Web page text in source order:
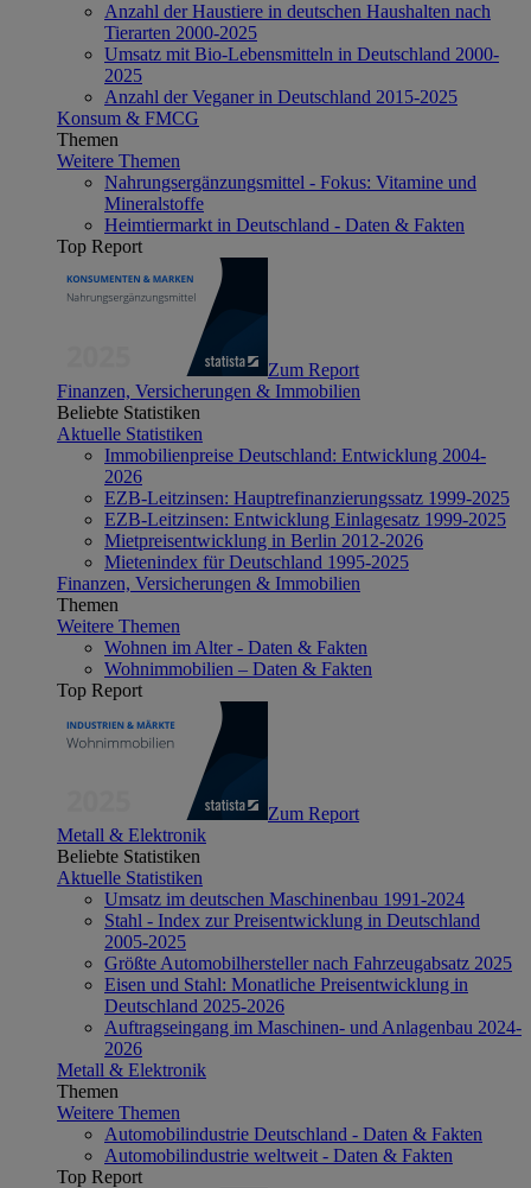
Anzahl der Haustiere in deutschen Haushalten nach
Tierarten 2000-2025
Umsatz mit Bio-Lebensmitteln in Deutschland 2000-
2025
Anzahl der Veganer in Deutschland 2015-2025
Konsum & FMCG
Themen
Weitere Themen
Nahrungsergänzungsmittel - Fokus: Vitamine und
Mineralstoffe
Heimtiermarkt in Deutschland - Daten & Fakten
Top Report
Zum Report
Finanzen, Versicherungen & Immobilien
Beliebte Statistiken
Aktuelle Statistiken
Immobilienpreise Deutschland: Entwicklung 2004-
2026
EZB-Leitzinsen: Hauptrefinanzierungssatz 1999-2025
EZB-Leitzinsen: Entwicklung Einlagesatz 1999-2025
Mietpreisentwicklung in Berlin 2012-2026
Mietenindex für Deutschland 1995-2025
Finanzen, Versicherungen & Immobilien
Themen
Weitere Themen
Wohnen im Alter - Daten & Fakten
Wohnimmobilien – Daten & Fakten
Top Report
Zum Report
Metall & Elektronik
Beliebte Statistiken
Aktuelle Statistiken
Umsatz im deutschen Maschinenbau 1991-2024
Stahl - Index zur Preisentwicklung in Deutschland
2005-2025
Größte Automobilhersteller nach Fahrzeugabsatz 2025
Eisen und Stahl: Monatliche Preisentwicklung in
Deutschland 2025-2026
Auftragseingang im Maschinen- und Anlagenbau 2024-
2026
Metall & Elektronik
Themen
Weitere Themen
Automobilindustrie Deutschland - Daten & Fakten
Automobilindustrie weltweit - Daten & Fakten
Top Report